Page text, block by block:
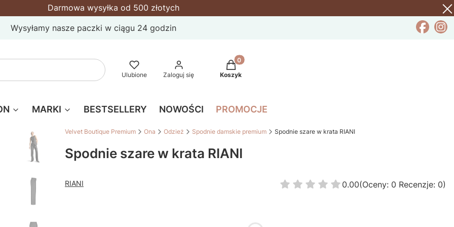
Darmowa wysyłka od 500 złotych
Wysyłamy nasze paczki w ciągu 24 godzin
Szukaj Ulubione Zaloguj się
Produkty w koszyku: 0. Zobacz szczegóły
Koszyk
MARKI BESTSELLERY NOWOŚCI PROMOCJE
Velvet Boutique Premium Ona Odzież Spodnie damskie premium Spodnie szare w krata RIANI
Spodnie szare w krata RIANI
RIANI 0.00(Oceny: 0 Recenzje: 0)
Przejdź do sekcji Opinie